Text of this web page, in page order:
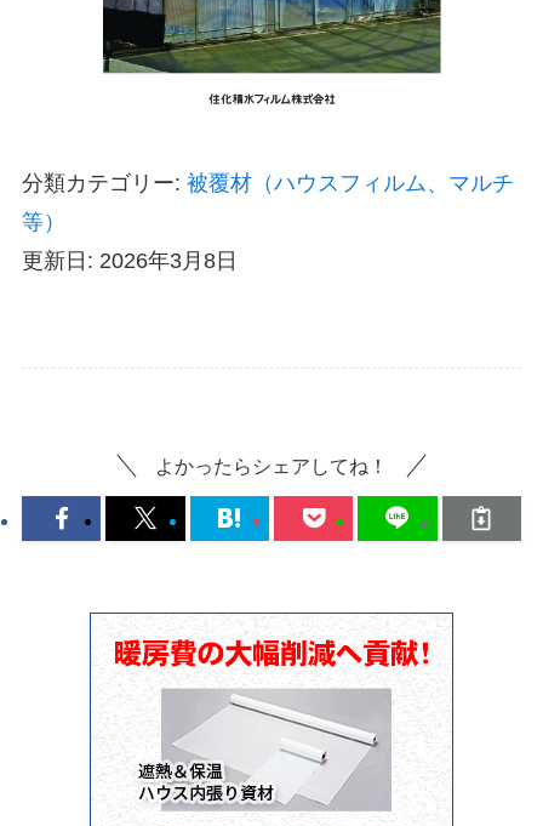
分類カテゴリー: 被覆材（ハウスフィルム、マルチ
等）
更新日: 2026年3月8日
よかったらシェアしてね！